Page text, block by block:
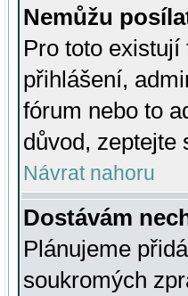
Nemůžu
Pro toto
přihlášení,
fórum nebo to
důvod, zeptejte
Návrat nahoru
Dostávám
Plánujeme
soukromých